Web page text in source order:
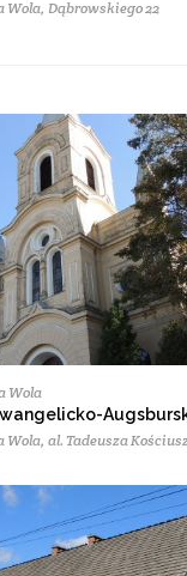
Wola, Dąbrowskiego 22
Wola
Wola, al. Tadeusza